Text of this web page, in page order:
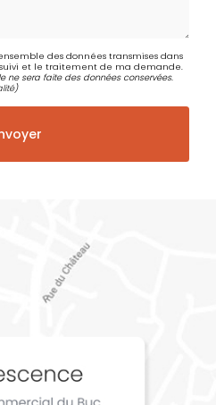
des données transmises dans
et le traitement de ma demande.
ne sera faite des données conservées.
)